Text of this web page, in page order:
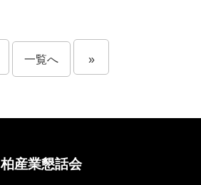
一覧へ »
柏産業懇話会